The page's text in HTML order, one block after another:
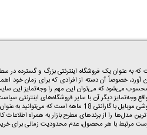
آورد، خصوصاً آن دسته از افرادی که برای زمان خود
می‌شود که می‌توان این مهم را وجه‌تمایز این
فروشگاه 19کالا و در واقع وجه‌تمایز دیگر آن با سایر
دهید. همچنین شما می‌توانید علاوه بر گوشی در این سایت اقدام به خرید
مدل‌ها را از برندهای مطرح بازار به همراه اطلاعات
مرتبط با هر محصول، عدم محدودیت زمانی برای خرید